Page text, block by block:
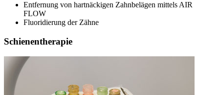
Entfernung von hartnäckigen Zahnbelägen mittels AIR
FLOW
Fluoridierung der Zähne
Schienentherapie